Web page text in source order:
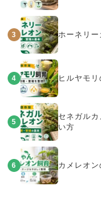
3 ホーネリ
4 ヒルヤモ
5
セネガルカ
い方
6 カメレオ